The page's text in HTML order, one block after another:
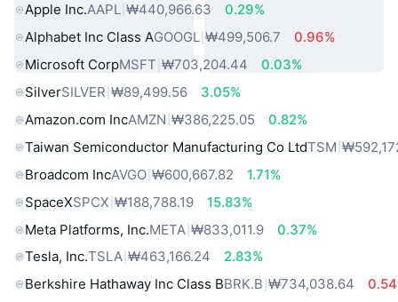
Apple Inc.AAPL ₩440,966.63
0.29%
Alphabet Inc Class AGOOGL ₩499,506.7
0.96%
Microsoft CorpMSFT ₩703,204.44
0.03%
SilverSILVER ₩89,499.56
3.05%
Amazon.com IncAMZN ₩386,225.05
0.82%
Taiwan Semiconductor Manufacturing Co LtdTSM
Broadcom IncAVGO ₩600,667.82
1.71%
SpaceXSPCX ₩188,788.19
15.83%
Meta Platforms, Inc.META ₩833,011.9
0.37%
Tesla, Inc.TSLA ₩463,166.24
2.83%
Berkshire Hathaway Inc Class BBRK.B ₩734,038.64